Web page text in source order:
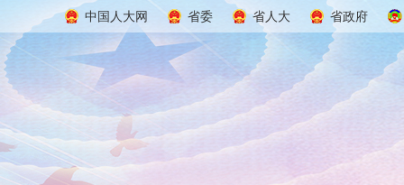
中国人大网 省委 省人大 省政府